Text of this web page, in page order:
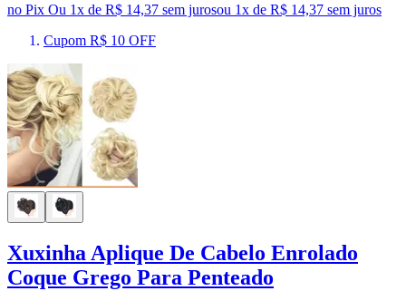
no Pix Ou 1x de R$ 14,37 sem jurosou 1x de R$ 14,37 sem juros
Cupom R$ 10 OFF
Xuxinha Aplique De Cabelo Enrolado
Coque Grego Para Penteado